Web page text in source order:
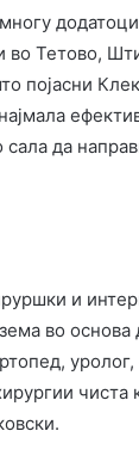
Тетово,
појасни
да
и
во